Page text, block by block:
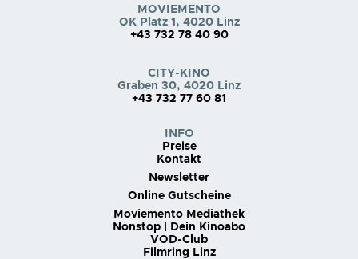
MOVIEMENTO
OK Platz 1, 4020 Linz
+43 732 78 40 90
CITY-KINO
Graben 30, 4020 Linz
+43 732 77 60 81
INFO
Preise
Kontakt
Newsletter
Online Gutscheine
Moviemento Mediathek
Nonstop | Dein Kinoabo
VOD-Club
Filmring Linz